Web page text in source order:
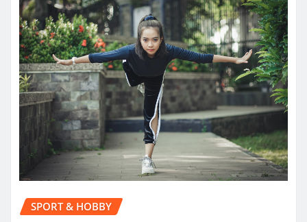
SPORT & HOBBY